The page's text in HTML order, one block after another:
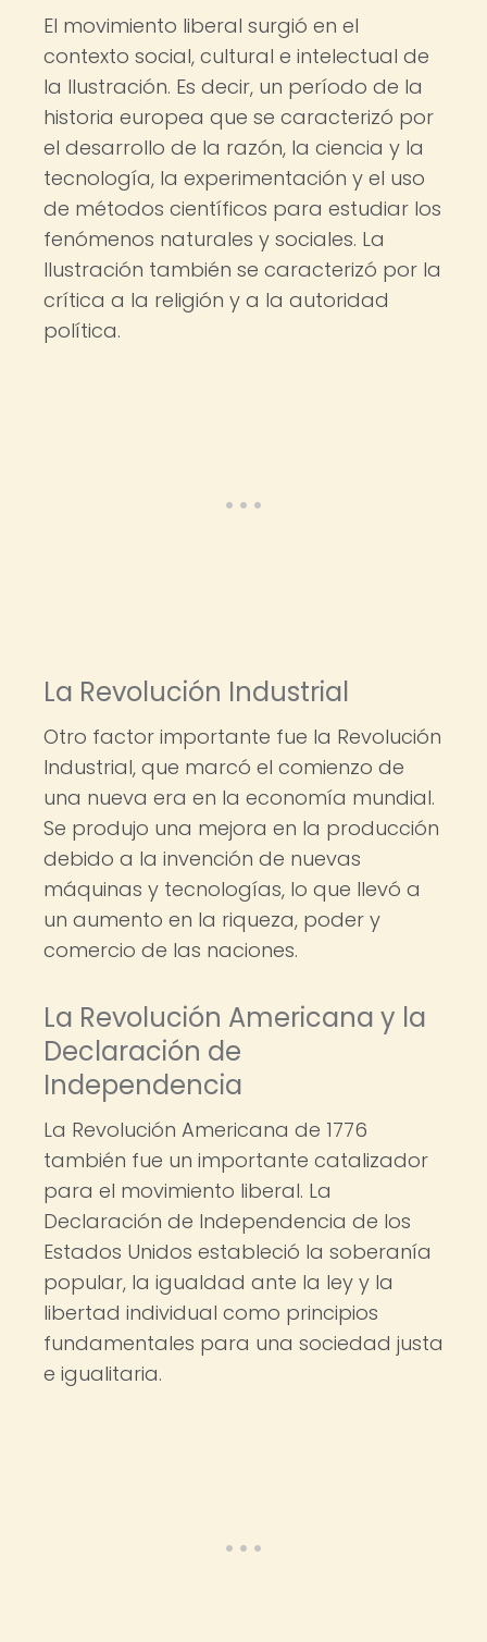
El movimiento liberal surgió en el
contexto social, cultural e intelectual de
la Ilustración. Es decir, un período de la
historia europea que se caracterizó por
el desarrollo de la razón, la ciencia y la
tecnología, la experimentación y el uso
de métodos científicos para estudiar los
fenómenos naturales y sociales. La
Ilustración también se caracterizó por la
crítica a la religión y a la autoridad
política.
La Revolución Industrial
Otro factor importante fue la Revolución
Industrial, que marcó el comienzo de
una nueva era en la economía mundial.
Se produjo una mejora en la producción
debido a la invención de nuevas
máquinas y tecnologías, lo que llevó a
un aumento en la riqueza, poder y
comercio de las naciones.
La Revolución Americana y la
Declaración de
Independencia
La Revolución Americana de 1776
también fue un importante catalizador
para el movimiento liberal. La
Declaración de Independencia de los
Estados Unidos estableció la soberanía
popular, la igualdad ante la ley y la
libertad individual como principios
fundamentales para una sociedad justa
e igualitaria.